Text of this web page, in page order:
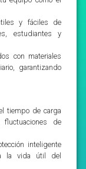
y fáciles de
estudiantes y
con materiales
garantizando
tiempo de carga
de
inteligente
la vida útil del